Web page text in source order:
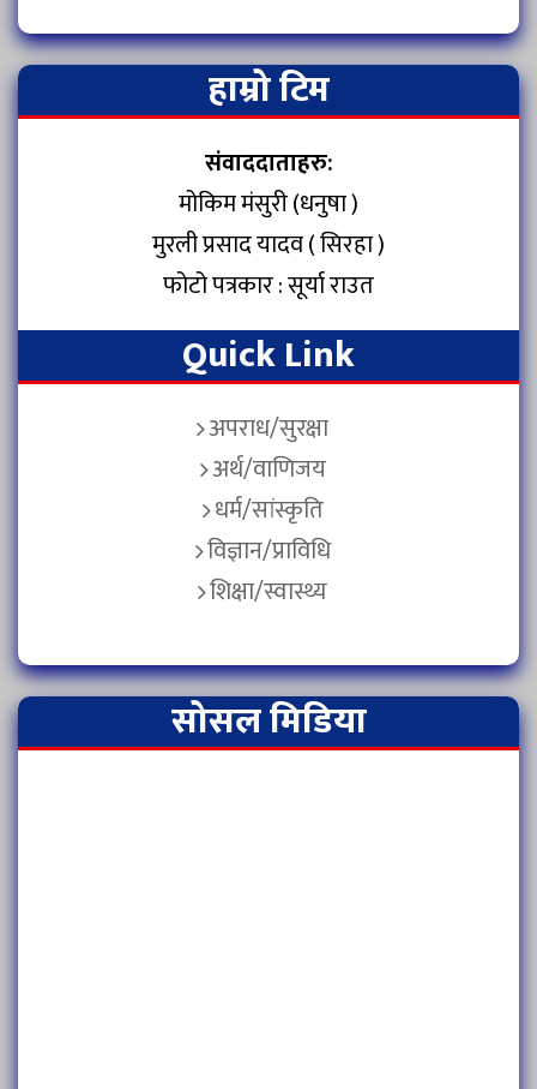
हाम्रो टिम
संवाददाताहरु:
मोकिम मंसुरी (धनुषा )
मुरली प्रसाद यादव ( सिरहा )
फोटो पत्रकार : सूर्या राउत
Quick Link
अपराध/सुरक्षा
अर्थ/वाणिजय
धर्म/सांस्कृति
विज्ञान/प्राविधि
शिक्षा/स्वास्थ्य
सोसल मिडिया